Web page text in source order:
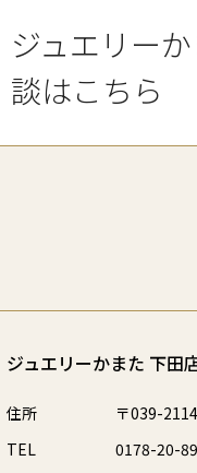
ジュエリー
談はこちら
ジュエリーかまた 下田
住所
〒039-
TEL
0178-20-